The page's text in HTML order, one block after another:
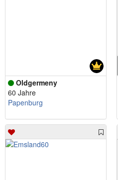
Oldgermeny
60 Jahre
Papenburg